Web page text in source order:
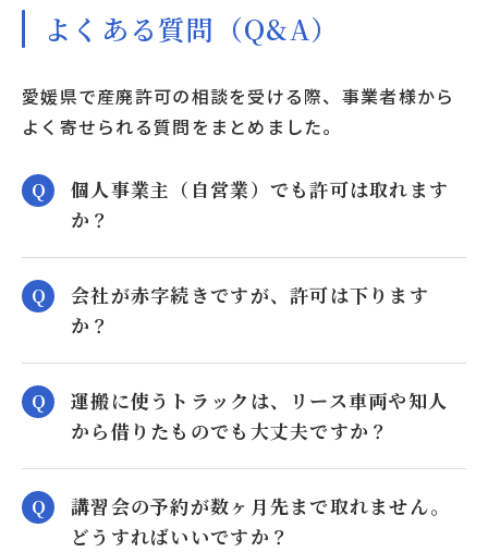
よくある質問（Q&A）
愛媛県で産廃許可の相談を受ける際、事業者様から
よく寄せられる質問をまとめました。
個人事業主（自営業）でも許可は取れます
か？
会社が赤字続きですが、許可は下ります
か？
運搬に使うトラックは、リース車両や知人
から借りたものでも大丈夫ですか？
講習会の予約が数ヶ月先まで取れません。
どうすればいいですか？